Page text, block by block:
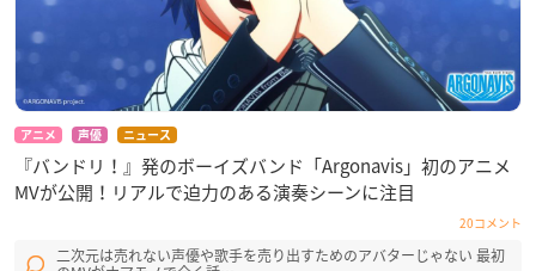
アニメ 声優 ニュース
『バンドリ！』発のボーイズバンド「Argonavis」初のアニメ
MVが公開！リアルで迫力のある演奏シーンに注目
20コメント
二次元は売れない声優や歌手を売り出すためのアバターじゃない 最初